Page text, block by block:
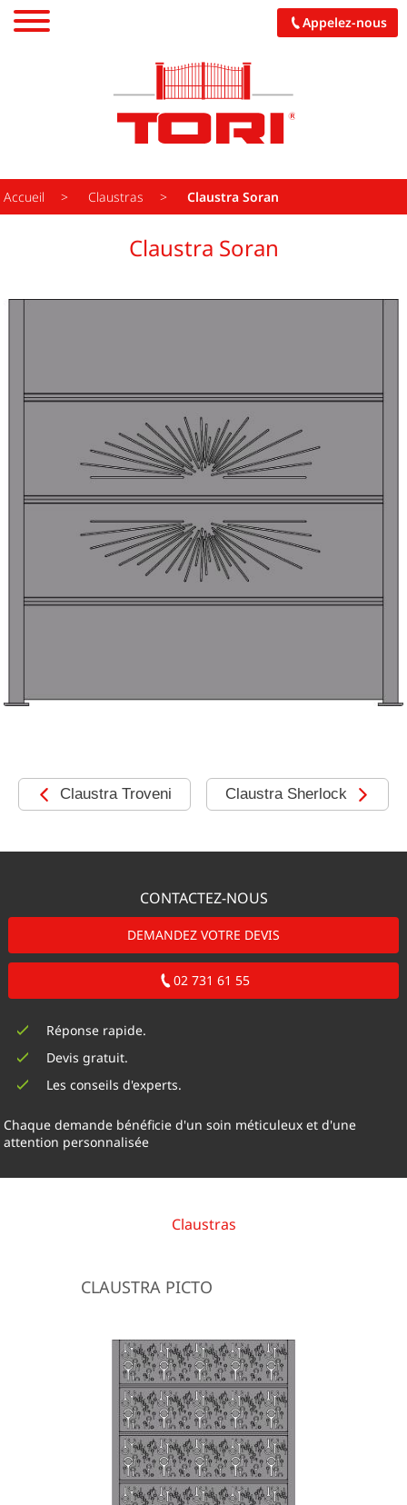
Appelez-nous
CARPORTS
MOTORISATIONS
RÉALISATIONS
SHOWROOM
CONTACT
Accueil Claustras Claustra Soran
Claustra Soran
Claustra Troveni Claustra Sherlock
CONTACTEZ-NOUS
DEMANDEZ VOTRE DEVIS
02 731 61 55
Réponse rapide.
Devis gratuit.
Les conseils d'experts.
Chaque demande bénéficie d'un soin méticuleux et d'une
attention personnalisée
Claustras
CLAUSTRA PICTO